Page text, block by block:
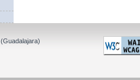
(Guadalajara)